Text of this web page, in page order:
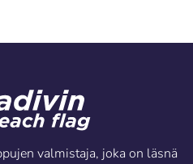
valmistaja, joka on läsnä